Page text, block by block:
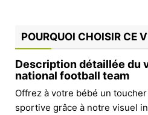
POURQUOI CHOISIR CE
Description détaillée du
national football team
Offrez à votre bébé un
sportive grâce à notre visuel